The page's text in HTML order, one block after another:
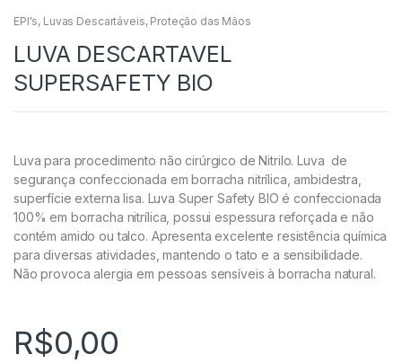
EPI's, Luvas Descartáveis, Proteção das Mãos
LUVA DESCARTAVEL
SUPERSAFETY BIO
Luva para procedimento não cirúrgico de Nitrilo. Luva de
segurança confeccionada em borracha nitrílica, ambidestra,
superfície externa lisa. Luva Super Safety BIO é confeccionada
100% em borracha nitrílica, possui espessura reforçada e não
contém amido ou talco. Apresenta excelente resistência química
para diversas atividades, mantendo o tato e a sensibilidade.
Não provoca alergia em pessoas sensíveis à borracha natural.
R$0,00